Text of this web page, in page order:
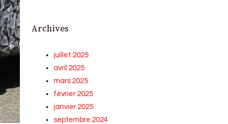
Archives
juillet 2025
avril 2025
mars 2025
février 2025
janvier 2025
septembre 2024